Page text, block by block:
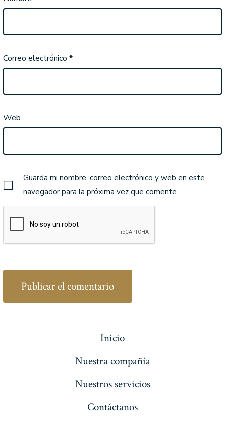
Correo electrónico *
Web
Guarda mi nombre, correo electrónico y web en este
navegador para la próxima vez que comente.
Inicio
Nuestra compañía
Nuestros servicios
Contáctanos